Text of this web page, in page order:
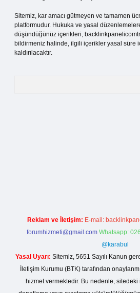
Sitemiz, kar amacı gütmeyen ve tamamen
platformudur. Hukuka ve yasal
düşündüğünüz içerikleri,
bildirmeniz halinde, ilgili içerikler yasal süre
kaldırılacaktır.
Reklam ve İletişim: E-mail:
forumhizmeti@gmail.com Whatsapp:
@karabul
Yasal Uyarı: Sitemiz, 5651 Sayılı Kanun
İletişim Kurumu (BTK) tarafından
hizmet vermektedir. Bu nedenle,